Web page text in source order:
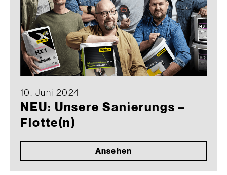
10. Juni 2024
NEU: Unsere Sanierungs –
Flotte(n)
Ansehen